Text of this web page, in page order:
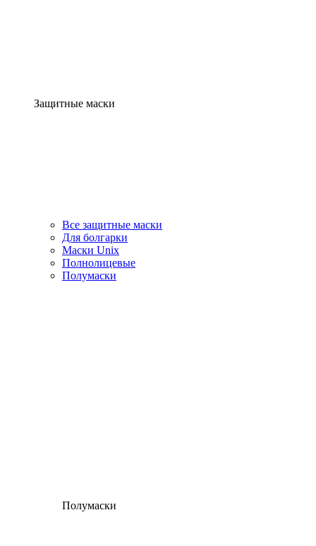
Защитные маски
Все защитные маски
Для болгарки
Маски Unix
Полнолицевые
Полумаски
Полумаски